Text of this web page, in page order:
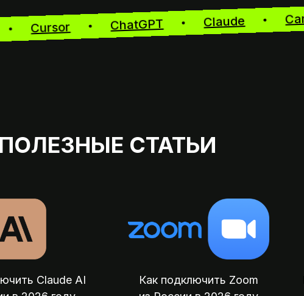
Cursor ChatGPT Claude
ПОЛЕЗНЫЕ СТАТЬИ
Claude AI
Как подключить Zoom